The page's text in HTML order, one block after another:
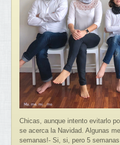
Chicas, aunque intento evitarlo
se acerca la Navidad. Algunas
semanas!- Si, si, pero 5